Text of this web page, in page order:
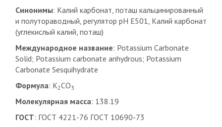
Синонимы: Калий карбонат, поташ кальцинированный
и полутораводный, регулятор pH E501, Калий карбонат
(углекислый калий, поташ)
Международное название: Potassium Carbonate
Solid; Potassium carbonate anhydrous; Potassium
Carbonate Sesquihydrate
Формула: K2CO3
Молекулярная масса: 138.19
ГОСТ: ГОСТ 4221-76 ГОСТ 10690-73